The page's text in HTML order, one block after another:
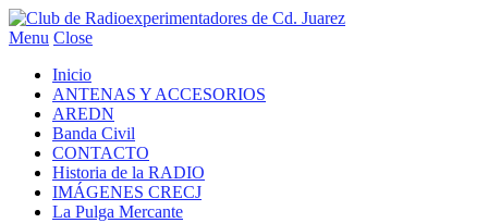
Menu Close
Inicio
ANTENAS Y ACCESORIOS
AREDN
Banda Civil
CONTACTO
Historia de la RADIO
IMÁGENES CRECJ
La Pulga Mercante